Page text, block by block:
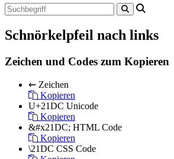
Schnörkelpfeil nach links
Zeichen und Codes zum Kopieren
⇜ Zeichen
Kopieren
U+21DC Unicode
Kopieren
&#x21DC; HTML Code
Kopieren
\21DC CSS Code